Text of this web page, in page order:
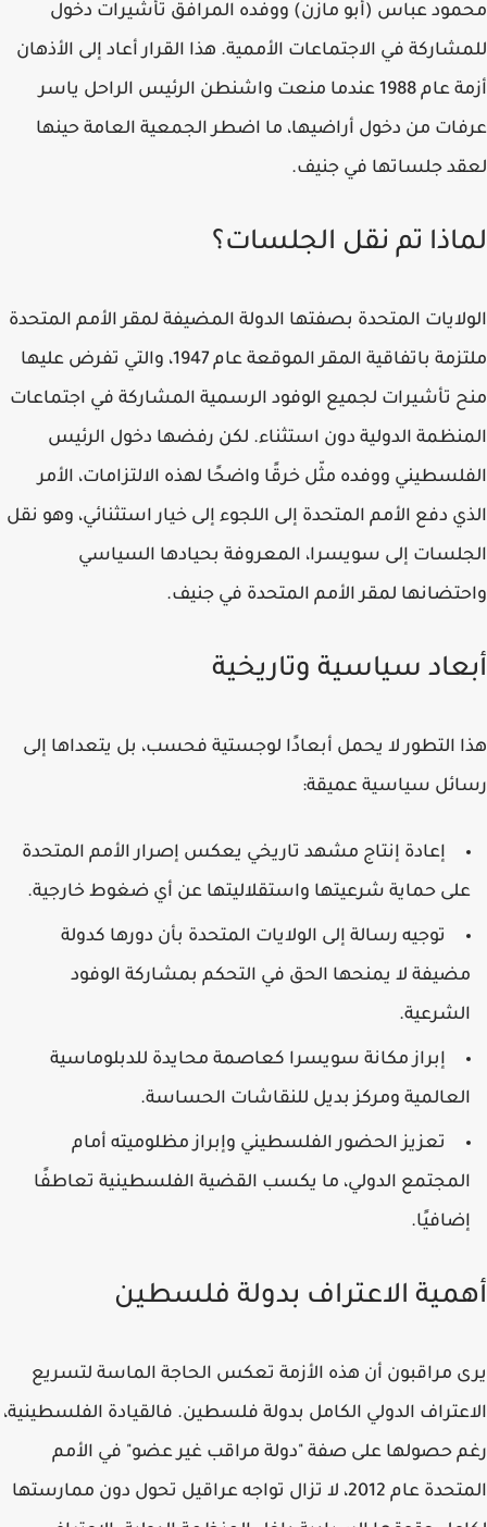
محمود عباس (أبو مازن) ووفده المرافق تأشيرات دخول
للمشاركة في الاجتماعات الأممية. هذا القرار أعاد إلى الأذهان
أزمة عام 1988 عندما منعت واشنطن الرئيس الراحل ياسر
عرفات من دخول أراضيها، ما اضطر الجمعية العامة حينها
لعقد جلساتها في جنيف.
لماذا تم نقل الجلسات؟
الولايات المتحدة بصفتها الدولة المضيفة لمقر الأمم المتحدة
ملتزمة باتفاقية المقر الموقعة عام 1947، والتي تفرض عليها
منح تأشيرات لجميع الوفود الرسمية المشاركة في اجتماعات
المنظمة الدولية دون استثناء. لكن رفضها دخول الرئيس
الفلسطيني ووفده مثّل خرقًا واضحًا لهذه الالتزامات، الأمر
الذي دفع الأمم المتحدة إلى اللجوء إلى خيار استثنائي، وهو نقل
الجلسات إلى سويسرا، المعروفة بحيادها السياسي
واحتضانها لمقر الأمم المتحدة في جنيف.
أبعاد سياسية وتاريخية
هذا التطور لا يحمل أبعادًا لوجستية فحسب، بل يتعداها إلى
رسائل سياسية عميقة:
إعادة إنتاج مشهد تاريخي يعكس إصرار الأمم المتحدة
على حماية شرعيتها واستقلاليتها عن أي ضغوط خارجية.
توجيه رسالة إلى الولايات المتحدة بأن دورها كدولة
مضيفة لا يمنحها الحق في التحكم بمشاركة الوفود
الشرعية.
إبراز مكانة سويسرا كعاصمة محايدة للدبلوماسية
العالمية ومركز بديل للنقاشات الحساسة.
تعزيز الحضور الفلسطيني وإبراز مظلوميته أمام
المجتمع الدولي، ما يكسب القضية الفلسطينية تعاطفًا
إضافيًا.
أهمية الاعتراف بدولة فلسطين
يرى مراقبون أن هذه الأزمة تعكس الحاجة الماسة لتسريع
الاعتراف الدولي الكامل بدولة فلسطين. فالقيادة الفلسطينية،
رغم حصولها على صفة "دولة مراقب غير عضو" في الأمم
المتحدة عام 2012، لا تزال تواجه عراقيل تحول دون ممارستها